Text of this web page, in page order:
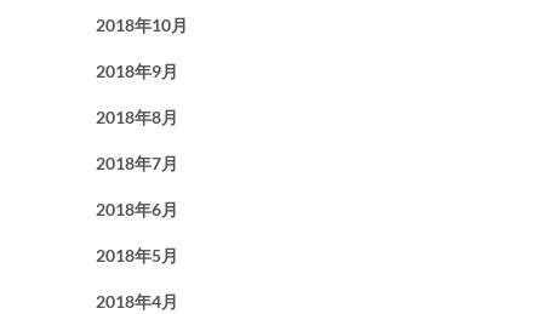
2018年10月
2018年9月
2018年8月
2018年7月
2018年6月
2018年5月
2018年4月